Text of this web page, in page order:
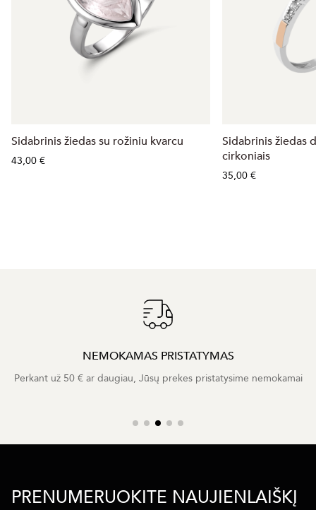
Sidabrinis žiedas su rožiniu kvarcu
43,00 €
Sidabrinis žiedas
cirkoniais
35,00 €
2 METŲ GARANTIJA
Visiems mūsų gaminiams suteikiame dviejų metų garantiją
PRENUMERUOKITE NAUJIENLAIŠKĮ